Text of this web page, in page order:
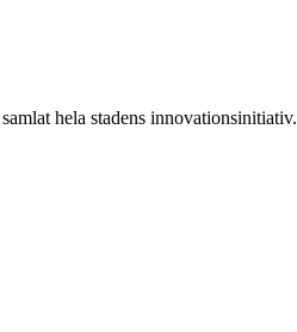
hela stadens innovationsinitiativ.